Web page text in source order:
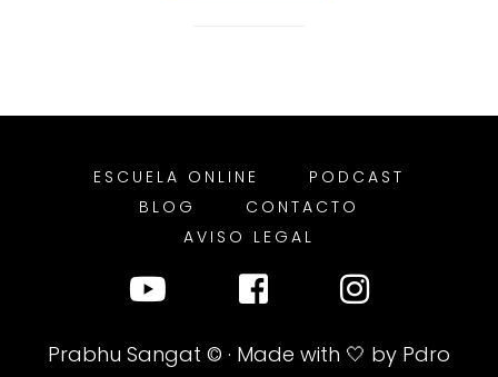
ESCUELA ONLINE
PODCAST
BLOG
CONTACTO
AVISO LEGAL
Prabhu Sangat © · Made with 🤍 by Pdro